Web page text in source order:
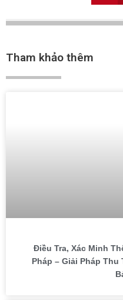
Tham khảo thêm
Điều Tra, Xác Minh
Pháp – Giải Pháp